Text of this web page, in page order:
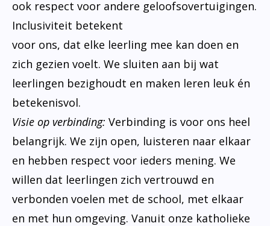
ook respect voor andere geloofsovertuigingen.
Inclusiviteit betekent
voor ons, dat elke leerling mee kan doen en
zich gezien voelt. We sluiten aan bij wat
leerlingen bezighoudt en maken leren leuk én
betekenisvol.
Visie op verbinding: Verbinding is voor ons heel
belangrijk. We zijn open, luisteren naar elkaar
en hebben respect voor ieders mening. We
willen dat leerlingen zich vertrouwd en
verbonden voelen met de school, met elkaar
en met hun omgeving. Vanuit onze katholieke